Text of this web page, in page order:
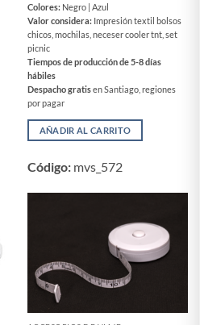
Colores: Negro | Azul
Valor considera: Impresión textil bolsos
chicos, mochilas, neceser cooler tnt, set
picnic
Tiempos de producción de 5-8 días
hábiles
Despacho gratisen Santiago, regiones
por pagar
AÑADIR AL CARRITO
Código: mvs_572